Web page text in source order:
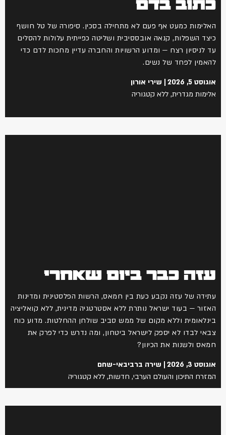
כתוב בדם
האלימות כמעט אף פעם לא מתחילה בסכין. סיפורה של טל חושף
כיצד השפלות, קנאה אובססיבית ושליטה כפייתית עלולות להסלים
עד לניסיון רצח — ומדוע הרשויות והחברה עדיין מחכות לדם כדי
להאמין לפחד של נשים.
אוגוסט 5, 2026
שירי אורון
אלימות מגדרית, ללא קטגוריה
עזה כבר ביום שאחרי
עתידה של עזה נקבע כעת בין חמאס, הרשות הפלסטינית ומדינות
האזור — בעוד ישראל נותרת ללא אסטרטגיה מדינית, ללא קואליציה
בינלאומית וללא מקום של ממש סביב שולחן ההחלטות. מדוע כוח
צבאי לבדו לא יספק לישראל ביטחון, ומה נדרש כדי לפרק את
חמאס ולשנות את הכיוון?
אוגוסט 3, 2026
שירה ברביבאי-שחם
המזרח התיכון והעולם הערבי, חדשות, ללא קטגוריה